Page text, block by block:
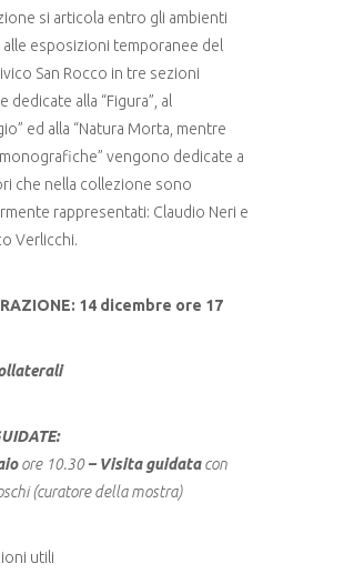
si articola entro gli ambienti
esposizioni temporanee del
San Rocco in tre sezioni
dedicate alla “Figura”, al
ed alla “Natura Morta, mentre
vengono dedicate a
che nella collezione sono
rappresentati: Claudio Neri e
Verlicchi.
14 dicembre ore 17
ore 10.30– Visita guidatacon
(curatore della mostra)
utili